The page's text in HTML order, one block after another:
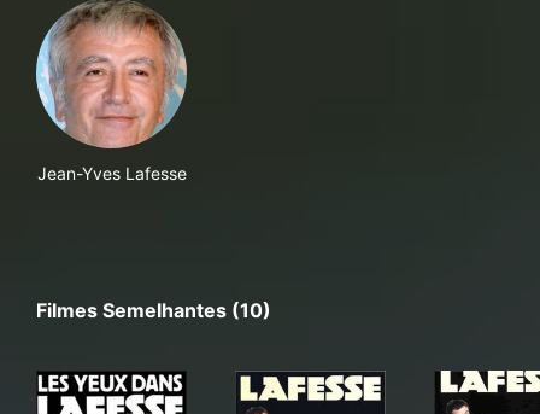
Jean-Yves Lafesse
Filmes Semelhantes (10)